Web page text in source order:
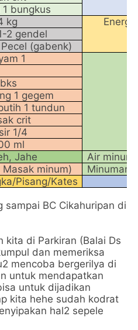
bungkus
kg
2 gendel
(gabenk)
1
1 gegem
1 tundun
crit
1/4
ml
Jahe
Air minum
minum)
Minuman
Pisang/Kates
sampai BC Cikahuripan di
kita di Parkiran (Balai Ds
dan memeriksa
mencoba bergerilya di
untuk mendapatkan
untuk dijadikan
kita hehe sudah kodrat
hal2 sepele